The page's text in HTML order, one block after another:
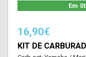
Em
16,90€
KIT DE